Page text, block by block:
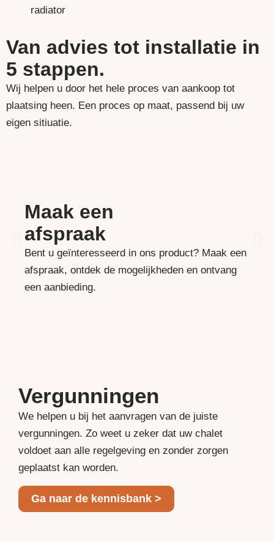
Van advies tot installatie in
5 stappen.
Wij helpen u door het hele proces van aankoop tot
plaatsing heen. Een proces op maat, passend bij uw
eigen sitiuatie.
Maak een
afspraak
Bent u geïnteresseerd in ons product? Maak een
afspraak, ontdek de mogelijkheden en ontvang
een aanbieding.
Vergunningen
We helpen u bij het aanvragen van de juiste
vergunningen. Zo weet u zeker dat uw chalet
voldoet aan alle regelgeving en zonder zorgen
geplaatst kan worden.
Ga naar de kennisbank >